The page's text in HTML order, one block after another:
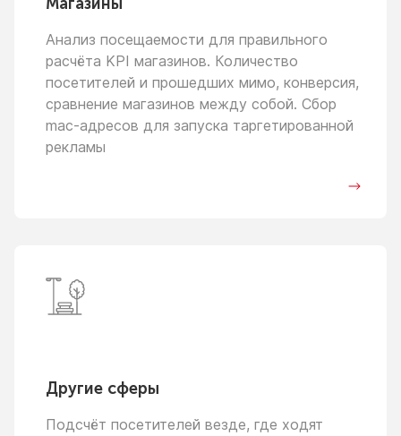
Анализ посещаемости для правильного
расчёта KPI магазинов. Количество
посетителей и прошедших мимо, конверсия,
сравнение магазинов между собой. Сбор
mac-адресов для запуска таргетированной
рекламы
Другие сферы
Подсчёт посетителей везде, где ходят